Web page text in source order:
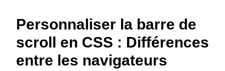
Personnaliser la barre de
scroll en CSS : Différences
entre les navigateurs